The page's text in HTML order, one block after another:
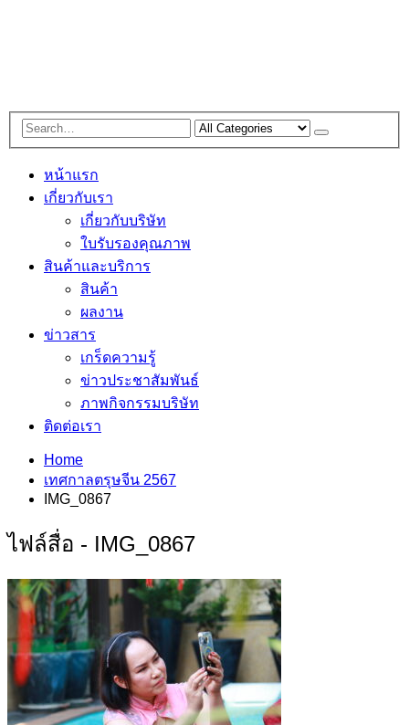
หน้าแรก
เกี่ยวกับเรา
เกี่ยวกับบริษัท
ใบรับรองคุณภาพ
สินค้าและบริการ
สินค้า
ผลงาน
ข่าวสาร
เกร็ดความรู้
ข่าวประชาสัมพันธ์
ภาพกิจกรรมบริษัท
ติดต่อเรา
Home
เทศกาลตรุษจีน 2567
IMG_0867
ไฟล์สื่อ - IMG_0867